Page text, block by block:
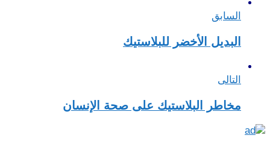
السابق
البديل الأخضر للبلاستيك
التالى
مخاطر البلاستيك على صحة الإنسان